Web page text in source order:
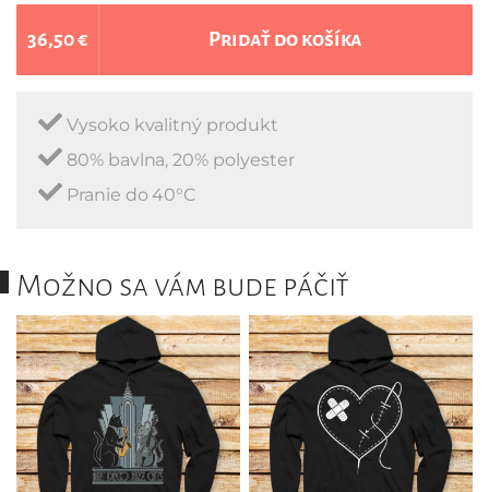
36,50 € Pridať do košíka
Vysoko kvalitný produkt
80% bavlna, 20% polyester
Pranie do 40°C
Možno sa vám bude páčiť